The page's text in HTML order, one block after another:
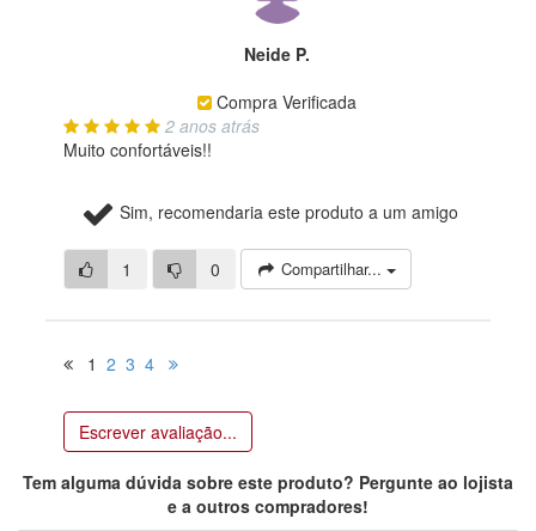
Neide P.
Compra Verificada
2 anos atrás
Muito confortáveis!!
Sim, recomendaria este produto a um amigo
1 0 Compartilhar...
1 2 3 4
Escrever avaliação...
Tem alguma dúvida sobre este produto? Pergunte ao lojista
e a outros compradores!